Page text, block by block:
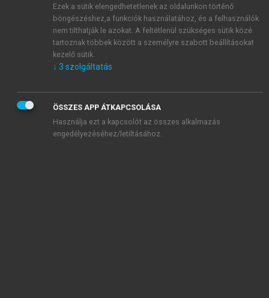
veszem és elfogadom.
Általános vásárlási feltételeket, valamint a szotar.netés a
mersz.huoldalak licencszerződéseiben foglaltakat
tudomásul veszem és elfogadom.
KIPRÓBÁLOM
Ezek a sütik elengedhetetlenek az oldalunkon történő
böngészéshez,a funkciók használatához, és a felhasználók
nem tilthatják le azokat. A feltétlenül szükséges sütik közé
tartoznak többek között a személyre szabott beállításokat
kezelő sütik.
↓ 3 szolgáltatás
ÖSSZES APP ÁTKAPCSOLÁSA
Használja ezt a kapcsolót az összes alkalmazás
engedélyezéséhez/letiltásához.